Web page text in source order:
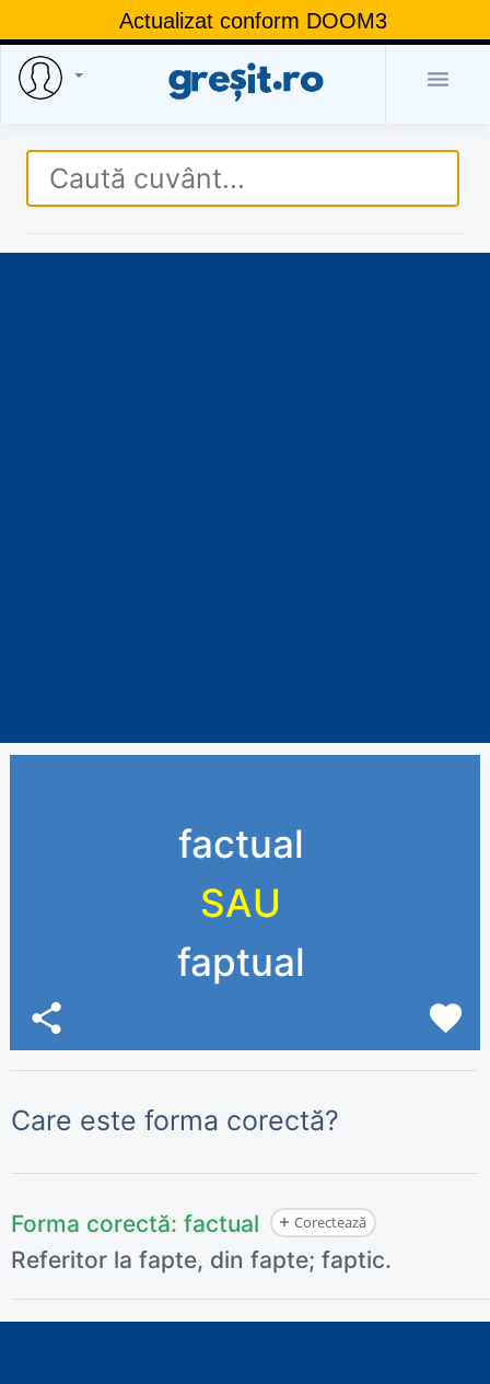
Actualizat conform DOOM3

factual
SAU
faptual
share favorite
Care este forma corectă?
Forma corectă: factual Corectează
Referitor la fapte, din fapte; faptic.